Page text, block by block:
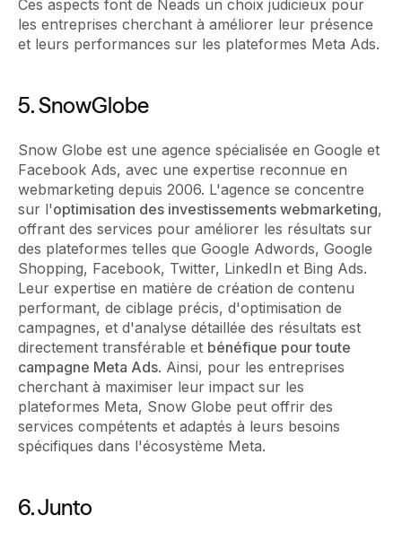
Ces aspects font de Neads un choix judicieux pour
les entreprises cherchant à améliorer leur présence
et leurs performances sur les plateformes Meta Ads.
5. SnowGlobe
Snow Globe est une agence spécialisée en Google et
Facebook Ads, avec une expertise reconnue en
webmarketing depuis 2006. L'agence se concentre
sur l'optimisation des investissements webmarketing,
offrant des services pour améliorer les résultats sur
des plateformes telles que Google Adwords, Google
Shopping, Facebook, Twitter, LinkedIn et Bing Ads.
Leur expertise en matière de création de contenu
performant, de ciblage précis, d'optimisation de
campagnes, et d'analyse détaillée des résultats est
directement transférable et bénéfique pour toute
campagne Meta Ads. Ainsi, pour les entreprises
cherchant à maximiser leur impact sur les
plateformes Meta, Snow Globe peut offrir des
services compétents et adaptés à leurs besoins
spécifiques dans l'écosystème Meta.
6. Junto